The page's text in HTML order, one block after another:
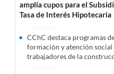
amplía cupos para el
Tasa de Interés Hipotecaria
CChC destaca programas
formación y atención social
trabajadores de la